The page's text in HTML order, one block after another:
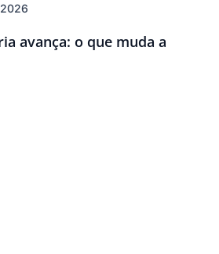
avança: o que muda a